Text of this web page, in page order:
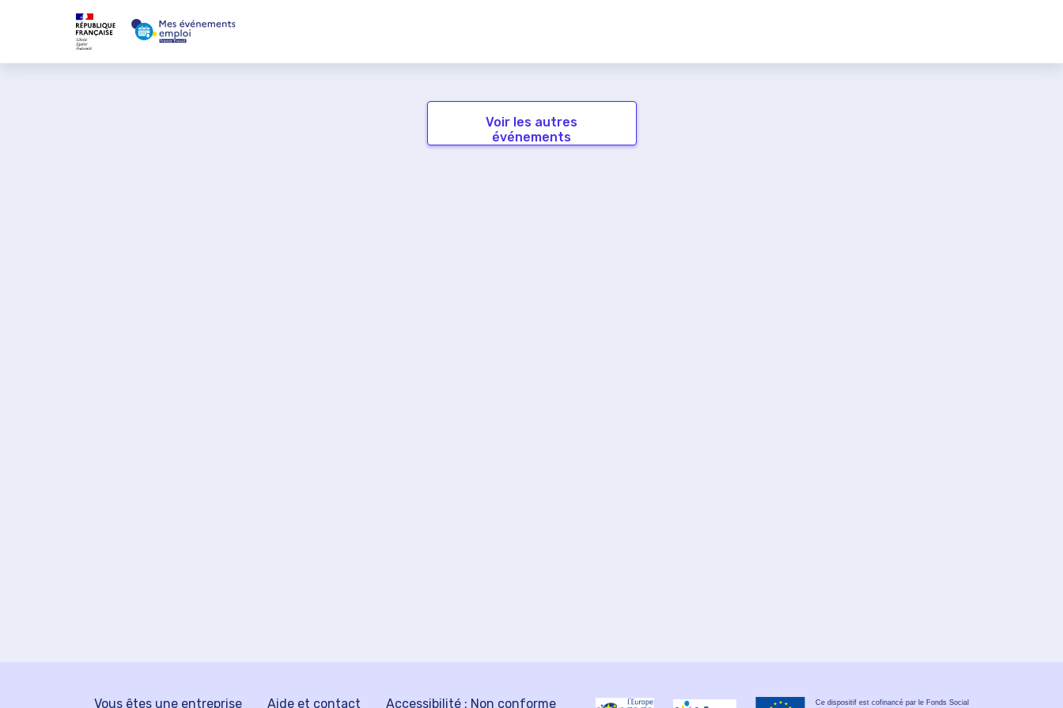
Voir les autres
événements
Vous êtes une entreprise Aide et contact Accessibilité : Non conforme
Ce dispositif est cofinancé par le Fonds Social